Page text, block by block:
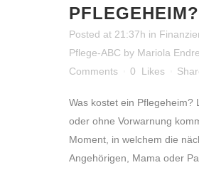
PFLEGEHEIM?
Posted at 21:37h in
Pflege-ABC by Mariola
Comments
0 Likes
Was kostet ein Pflegeheim?
oder ohne Vorwarnung
Moment, in welchem die
Angehörigen, Mama oder